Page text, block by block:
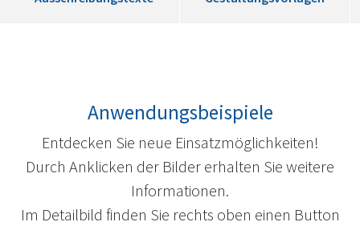
Anwendungsbeispiele
Entdecken Sie neue Einsatzmöglichkeiten!
Durch Anklicken der Bilder erhalten Sie weitere
Informationen.
Im Detailbild finden Sie rechts oben einen Button